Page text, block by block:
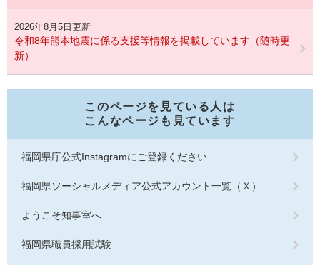
2026年8月5日更新
令和8年熊本地震に係る支援等情報を掲載しています（随時更
新）
このページを見ている人は
こんなページも見ています
福岡県庁公式Instagramにご登録ください
福岡県ソーシャルメディア公式アカウント一覧（Ｘ）
ようこそ知事室へ
福岡県職員採用試験